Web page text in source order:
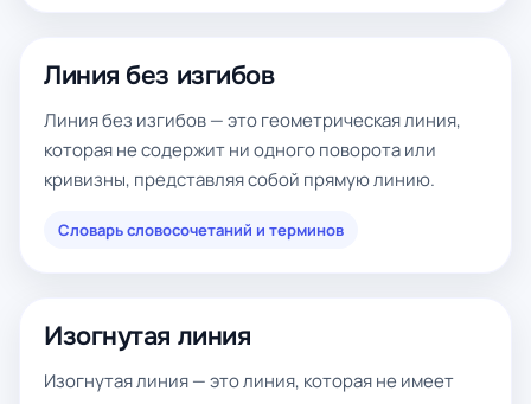
Линия без изгибов
Линия без изгибов — это геометрическая линия,
которая не содержит ни одного поворота или
кривизны, представляя собой прямую линию.
Словарь словосочетаний и терминов
Изогнутая линия
Изогнутая линия — это линия, которая не имеет